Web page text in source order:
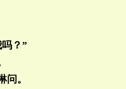
？”
。